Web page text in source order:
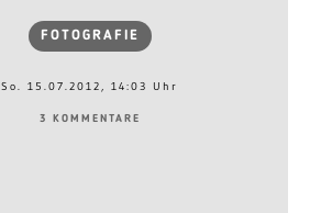
FOTOGRAFIE
So. 15.07.2012, 14:03 Uhr
3 KOMMENTARE